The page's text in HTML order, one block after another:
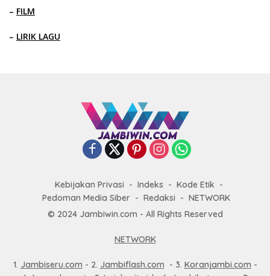
– FILM
– LIRIK LAGU
Kebijakan Privasi Indeks
Kode Etik
Pedoman Media Siber
Redaksi
NETWORK
© 2024 Jambiwin.com - All Rights Reserved
NETWORK
1. Jambiseru.com - 2. Jambiflash.com - 3. Koranjambi.com -